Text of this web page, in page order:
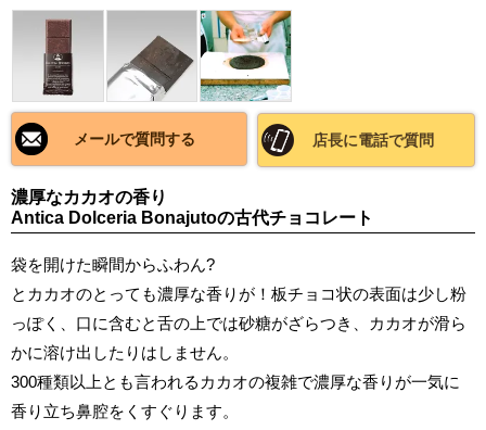
メールで質問する 店長に電話で質問
濃厚なカカオの香り
Antica Dolceria Bonajutoの古代チョコレート
袋を開けた瞬間からふわん?
とカカオのとっても濃厚な香りが！板チョコ状の表面は少し粉
っぽく、口に含むと舌の上では砂糖がざらつき、カカオが滑ら
かに溶け出したりはしません。
300種類以上とも言われるカカオの複雑で濃厚な香りが一気に
香り立ち鼻腔をくすぐります。